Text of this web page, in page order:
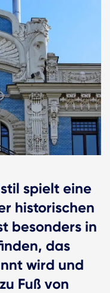
spielt eine
historischen
besonders in
das
wird und
Fuß von